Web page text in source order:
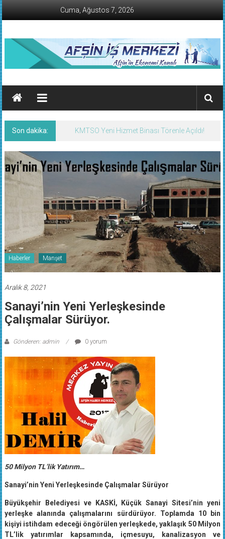
İçeriğe
geç
Cuma, Ağustos 7, 2026
AFŞİN
İŞ
MERKEZİ
Afşin'in
Ekonomi
Kanalı
Son dakika: KMTSO Yeni Hizmet Binası Törenle Açıldı!
Haberler Manşet
Aralık 8, 2021
Sanayi’nin Yeni Yerleşkesinde
Çalışmalar Sürüyor.
Gönderen: admin 0 yorum
50 Milyon TL’lik Yatırım…
Sanayi’nin Yeni Yerleşkesinde Çalışmalar Sürüyor
Büyükşehir Belediyesi ve KASKİ, Küçük Sanayi Sitesi’nin yeni
yerleşke alanında çalışmalarını sürdürüyor. Toplamda 10 bin
kişiyi istihdam edeceği öngörülen yerleşkede, yaklaşık 50 Milyon
TL’lik yatırımlar kapsamında, içmesuyu, kanalizasyon ve